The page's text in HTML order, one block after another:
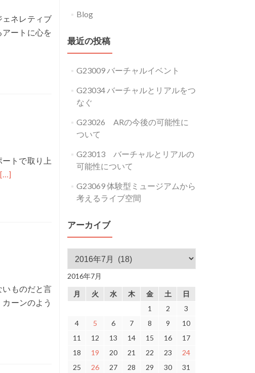
の
ネレティブ
ートに心を
トで取り上
Read
[…]
いものだと言
ーンのよう
Blog
最近の投稿
G23009 バーチャルイベント
G23034 バーチャルとリアルをつ
なぐ
G23026 ARの今後の可能性に
ついて
G23013 バーチャルとリアルの
可能性について
G23069 体験型ミュージアムから
考えるライブ空間
アーカイブ
アーカイブ
2016年7月
月 火 水 木 金 土
日
1
2
3
4
5 6 7 8 9
10
11
12 13 14 15 16
17
18
19 20 21 22 23
24
25
26 27 28 29 30 31